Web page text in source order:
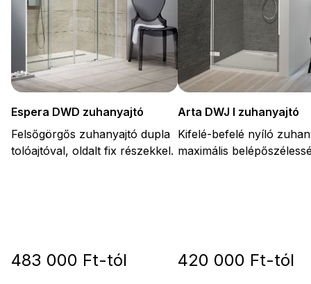
Espera DWD zuhanyajtó
Felsőgörgős zuhanyajtó dupla
tolóajtóval, oldalt fix részekkel.
483 000 Ft-tól
Arta DWJ I zuhanyajtó
Kifelé-befelé nyíló
maximális
420 000 Ft-tól